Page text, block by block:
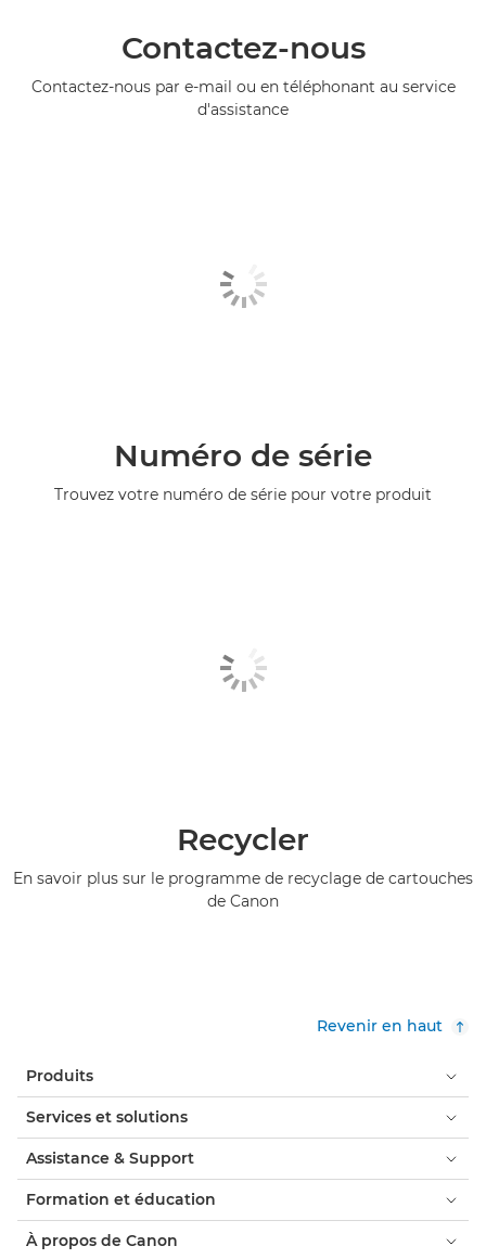
Contactez-nous
Contactez-nous par e-mail ou en téléphonant au service
d'assistance
Numéro de série
Trouvez votre numéro de série pour votre produit
Recycler
En savoir plus sur le programme de recyclage de cartouches
de Canon
Revenir en haut
Produits
Services et solutions
Assistance & Support
Formation et éducation
À propos de Canon